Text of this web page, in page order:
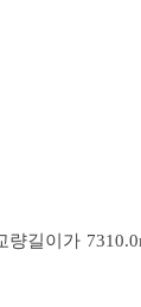
량길이가